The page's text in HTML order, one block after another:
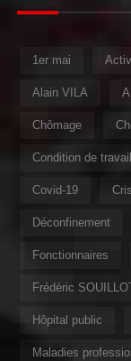
1er mai
Alain VILA
Chômage
Condition de travail
Covid-19
Déconfinement
Fonctionnaires
Frédéric
Hôpital public
Maladies